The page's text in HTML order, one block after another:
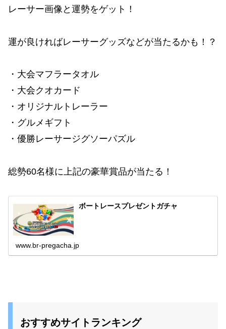
レーサー画像と運勢をゲット！
運が良ければレーサーグッズなどが当たるかも！？
・大会マフラータオル
・大会クオカード
・オリジナルトレーラー
・グルメギフト
・優勝レーサージグソーパズル
総勢60名様に上記の豪華賞品が当たる！
ボートレースプレゼントガチャ
www.br-pregacha.jp
おすすめサイトランキング